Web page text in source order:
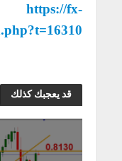
https://fx-
قد يعجبك كذلك